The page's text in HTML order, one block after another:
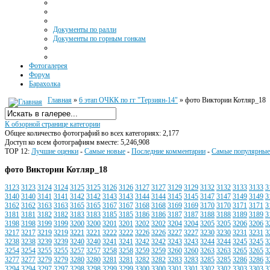
Документы по ралли
Документы по горным гонкам
Фотогалерея
Форум
Барахолка
Главная » 6 этап ОЧКК по гг "Терзиян-14" » фото Виктории Котляр_18
К обзорной странице категории
Общее количество фотографий во всех категориях: 2,177
Доступ ко всем фотографиям вместе: 5,246,908
TOP 12: Лучшие оценки - Самые новые - Последние комментарии - Самые популярные
фото Виктории Котляр_18
3123 3123 3124 3124 3125 3125 3126 3126 3127 3127 3129 3129 3132 3132 3133 3133
3140 3140 3141 3141 3142 3142 3143 3143 3144 3144 3145 3145 3147 3147 3149 3149
3162 3162 3163 3163 3165 3165 3167 3167 3168 3168 3169 3169 3170 3170 3171 3171
3181 3181 3182 3182 3183 3183 3185 3185 3186 3186 3187 3187 3188 3188 3189 3189
3198 3198 3199 3199 3200 3200 3201 3201 3202 3202 3204 3204 3205 3205 3206 3206
3217 3217 3219 3219 3221 3221 3222 3222 3226 3226 3227 3227 3230 3230 3231 3231
3238 3238 3239 3239 3240 3240 3241 3241 3242 3242 3243 3243 3244 3244 3245 3245
3254 3254 3255 3255 3257 3257 3258 3258 3259 3259 3260 3260 3263 3263 3265 3265
3277 3277 3279 3279 3280 3280 3281 3281 3282 3282 3283 3283 3285 3285 3286 3286